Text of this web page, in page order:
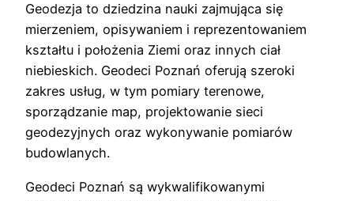
Geodezja to dziedzina nauki zajmująca się
mierzeniem, opisywaniem i reprezentowaniem
kształtu i położenia Ziemi oraz innych ciał
niebieskich. Geodeci Poznań oferują szeroki
zakres usług, w tym pomiary terenowe,
sporządzanie map, projektowanie sieci
geodezyjnych oraz wykonywanie pomiarów
budowlanych.
Geodeci Poznań są wykwalifikowanymi